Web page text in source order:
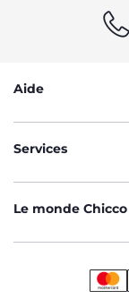
Aide
Services
Le monde Chicco